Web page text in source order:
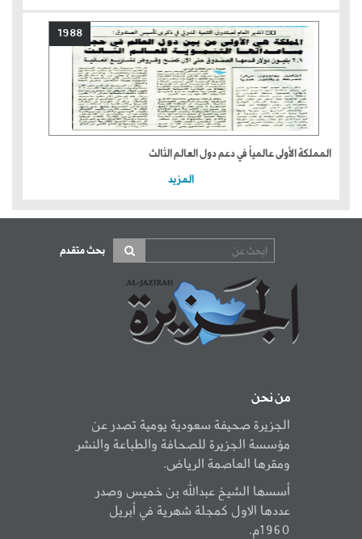
1988
المملكة الأولى عالمياً في دعم دول العالم الثالث
المزيد
بحث متقدم
من نحن
الجزيرة صحيفة سعودية يومية تصدر عن
مؤسسة الجزيرة للصحافة والطباعة والنشر
ومقرها العاصمة الرياض.
أسسها الشيخ عبدالله بن خميس وصدر
عددها الاول كمجلة شهرية في أبريل
1960م.